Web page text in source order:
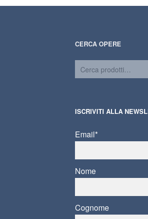
CERCA OPERE
ISCRIVITI ALLA
Email*
Nome
Cognome